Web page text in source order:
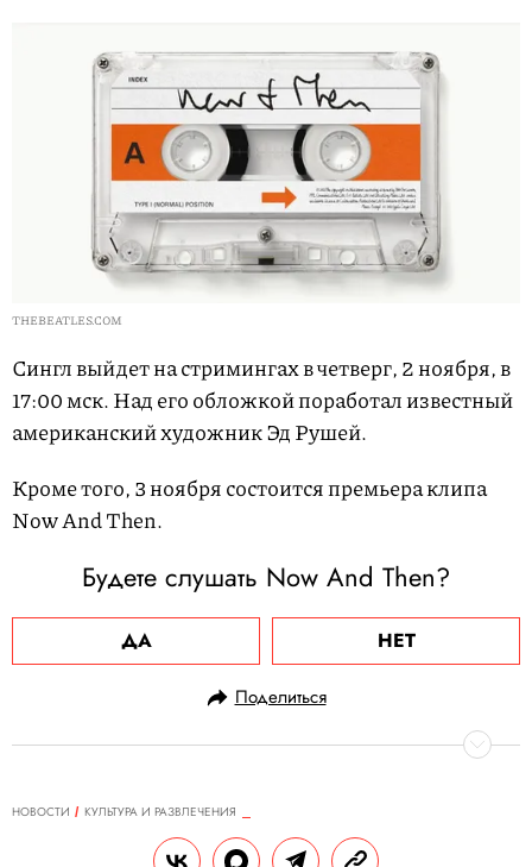
THEBEATLES.COM
Сингл выйдет на стримингах в четверг, 2 ноября, в
17:00 мск. Над его обложкой поработал известный
американский художник Эд Рушей.
Кроме того, 3 ноября состоится премьера клипа
Now And Then.
Будете слушать Now And Then?
ДА НЕТ
Поделиться
НОВОСТИ
КУЛЬТУРА И РАЗВЛЕЧЕНИЯ